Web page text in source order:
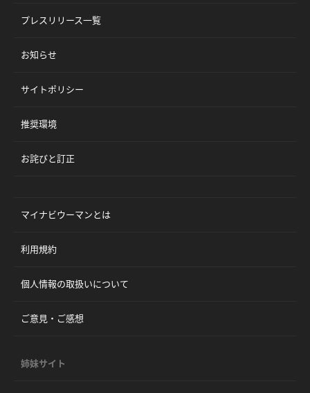
プレスリリース一覧
お知らせ
サイトポリシー
推奨環境
お詫びと訂正
マイナビウーマンとは
利用規約
個人情報の取扱いについて
ご意見・ご感想
姉妹サイト